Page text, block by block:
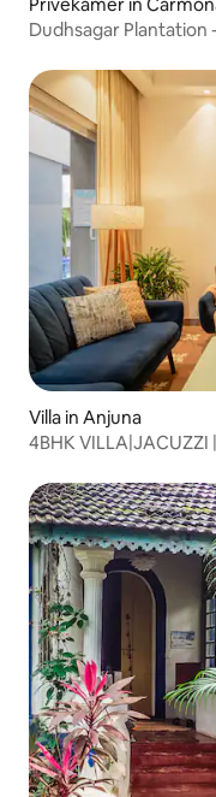
Dudhsagar
Villa in Anjuna
4BHK VILLA|JACUZZI